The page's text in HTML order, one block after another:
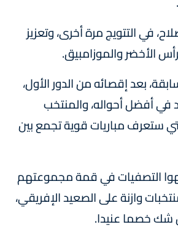
في التتويج مرة أخرى، وتعزيز
بعد إقصائه من الدور الأول،
في أفضل أحواله، والمنتخب
ستعرف مباريات قوية تجمع بين
التصفيات في قمة مجموعتهم
وازنة على الصعيد الإفريقي،
شك خصما عنيدا.